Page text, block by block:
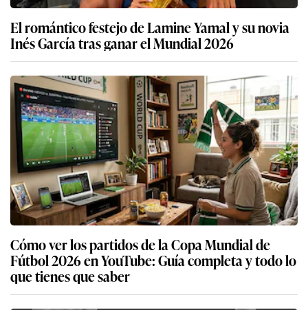
El romántico festejo de Lamine Yamal y su novia
Inés García tras ganar el Mundial 2026
Cómo ver los partidos de la Copa Mundial de
Fútbol 2026 en YouTube: Guía completa y todo lo
que tienes que saber